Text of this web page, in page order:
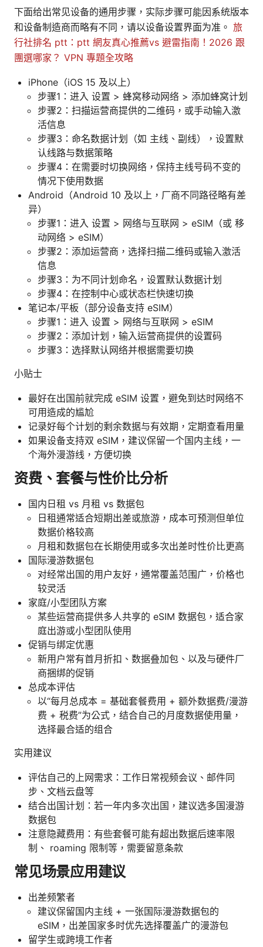
下面给出常见设备的通用步骤，实际步骤可能因系统版本
和设备制造商而略有不同，请以设备设置界面为准。 旅
行社排名 ptt：ptt 網友真心推薦vs 避雷指南！2026 跟
團選哪家？ VPN 專題全攻略
iPhone（iOS 15 及以上）
步骤1：进入 设置 > 蜂窝移动网络 > 添加蜂窝计划
步骤2：扫描运营商提供的二维码，或手动输入激
活信息
步骤3：命名数据计划（如 主线、副线），设置默
认线路与数据策略
步骤4：在需要时切换网络，保持主线号码不变的
情况下使用数据
Android（Android 10 及以上，厂商不同路径略有差
异）
步骤1：进入 设置 > 网络与互联网 > eSIM（或 移
动网络 > eSIM）
步骤2：添加运营商，选择扫描二维码或输入激活
信息
步骤3：为不同计划命名，设置默认数据计划
步骤4：在控制中心或状态栏快速切换
笔记本/平板（部分设备支持 eSIM）
步骤1：进入 设置 > 网络与互联网 > eSIM
步骤2：添加计划，输入运营商提供的设置码
步骤3：选择默认网络并根据需要切换
小贴士
最好在出国前就完成 eSIM 设置，避免到达时网络不
可用造成的尴尬
记录好每个计划的剩余数据与有效期，定期查看用量
如果设备支持双 eSIM，建议保留一个国内主线，一
个海外漫游线，方便切换
资费、套餐与性价比分析
国内日租 vs 月租 vs 数据包
日租通常适合短期出差或旅游，成本可预测但单位
数据价格较高
月租和数据包在长期使用或多次出差时性价比更高
国际漫游数据包
对经常出国的用户友好，通常覆盖范围广，价格也
较灵活
家庭/小型团队方案
某些运营商提供多人共享的 eSIM 数据包，适合家
庭出游或小型团队使用
促销与绑定优惠
新用户常有首月折扣、数据叠加包、以及与硬件厂
商捆绑的促销
总成本评估
以“每月总成本 = 基础套餐费用 + 额外数据费/漫游
费 + 税费”为公式，结合自己的月度数据使用量，
选择最合适的组合
实用建议
评估自己的上网需求：工作日常视频会议、邮件同
步、文档云盘等
结合出国计划：若一年内多次出国，建议选多国漫游
数据包
注意隐藏费用：有些套餐可能有超出数据后速率限
制、 roaming 限制等，需要留意条款
常见场景应用建议
出差频繁者
建议保留国内主线 + 一张国际漫游数据包的
eSIM，出差国家多时优先选择覆盖广的漫游包
留学生或跨境工作者